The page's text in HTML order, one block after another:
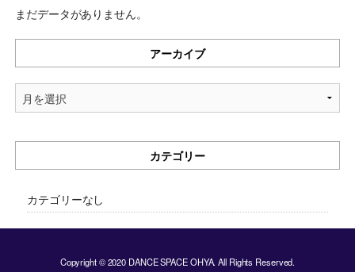
まだデータがありません。
アーカイブ
ア
ー
ブ
カテゴリー
カテゴリーなし
Copyright © 2020 DANCE SPACE OHYA. All Rights Reserved.